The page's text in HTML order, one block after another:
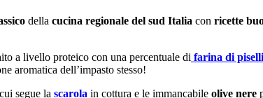
della cucina regionale del sud Italia con ricette
a livello proteico con una percentuale di farina di piselli
aromatica dell’impasto stesso!
segue la scarola in cottura e le immancabile olive nere